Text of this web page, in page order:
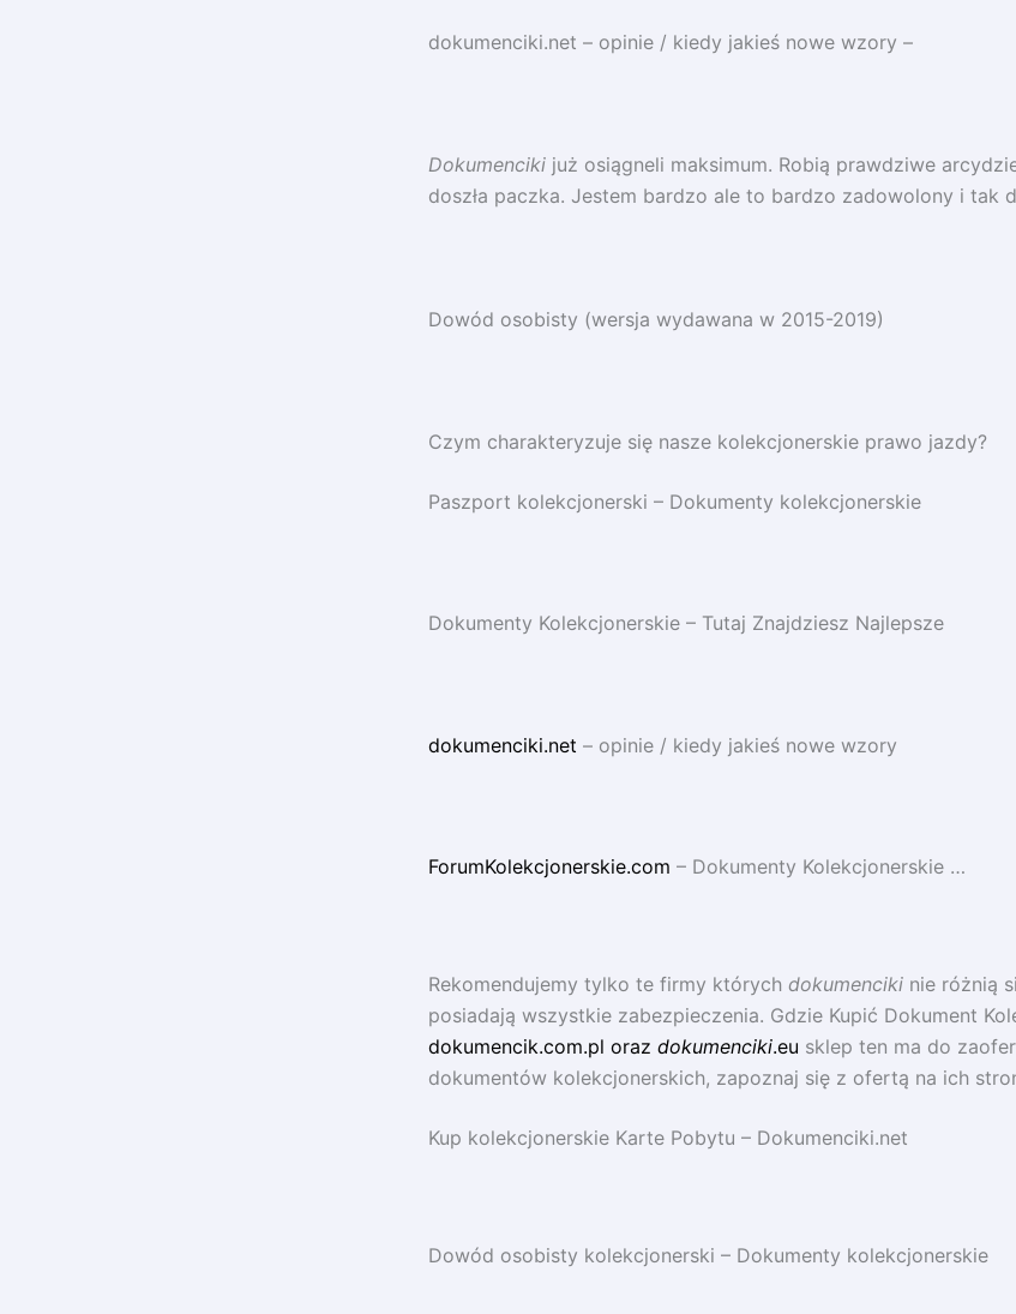
dokumenciki.net – opinie / kiedy jakieś nowe wzory –
Dokumenciki już osiągneli maksimum. Robią prawdziwe
doszła paczka. Jestem bardzo ale to bardzo zadowolony i tak
Dowód osobisty (wersja wydawana w 2015-2019)
Czym charakteryzuje się nasze kolekcjonerskie prawo jazdy?
Paszport kolekcjonerski – Dokumenty kolekcjonerskie
Dokumenty Kolekcjonerskie – Tutaj Znajdziesz Najlepsze
dokumenciki.net – opinie / kiedy jakieś nowe wzory
ForumKolekcjonerskie.com – Dokumenty Kolekcjonerskie …
Rekomendujemy tylko te firmy których dokumenciki nie różnią
posiadają wszystkie zabezpieczenia. Gdzie Kupić Dokument
dokumencik.com.pl oraz dokumenciki.eu sklep ten ma do
dokumentów kolekcjonerskich, zapoznaj się z ofertą na ich
Kup kolekcjonerskie Karte Pobytu – Dokumenciki.net
Dowód osobisty kolekcjonerski – Dokumenty kolekcjonerskie